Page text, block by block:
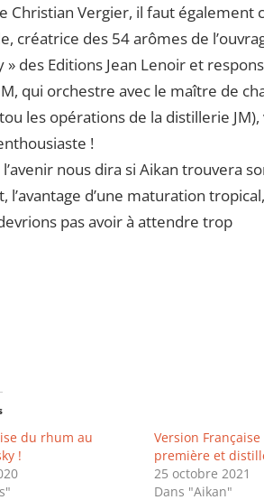
Christian Vergier, il faut également
créatrice des 54 arômes de
» des Editions Jean Lenoir et
qui orchestre avec le maître de
les opérations de la distillerie JM),
!
nous dira si Aikan trouvera
l’avantage d’une maturation
pas avoir à attendre trop
du rhum au
!
Version
première et
25 octobre 2021
Dans "Aikan"